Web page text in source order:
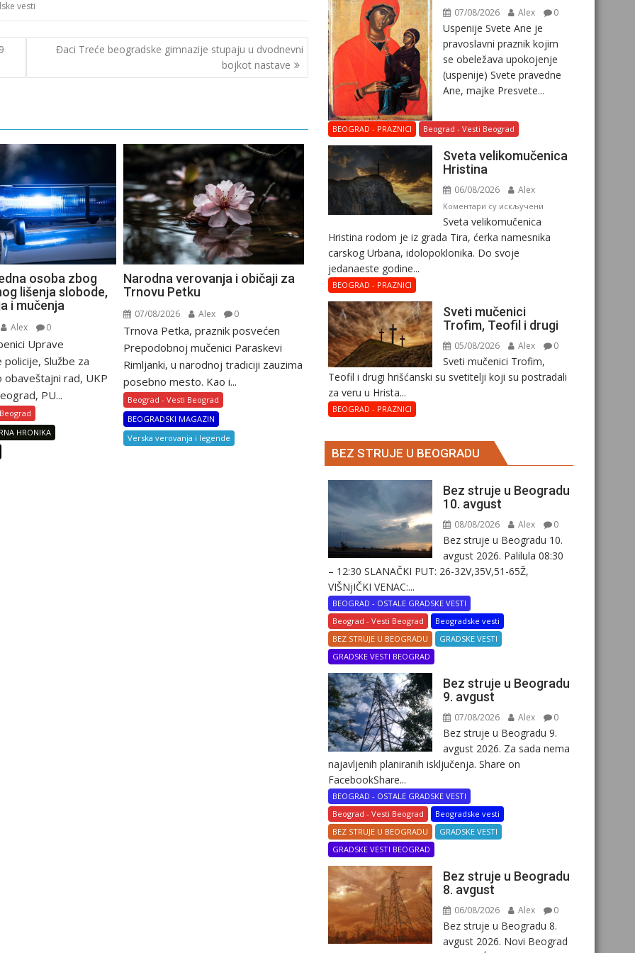
vesti
Đaci Treće beogradske gimnazije stupaju u dvodnevni
bojkot nastave
osoba zbog
lišenja slobode,
i mučenja
Alex 0
Uprave
policije, Službe za
obaveštajni rad, UKP
PU...
HRONIKA
Narodna verovanja i običaji za
Trnovu Petku
07/08/2026 Alex 0
Trnova Petka, praznik posvećen
Prepodobnoj mučenici Paraskevi
Rimljanki, u narodnoj tradiciji zauzima
posebno mesto. Kao i...
Beograd - Vesti Beograd
BEOGRADSKI MAGAZIN
Verska verovanja i legende
07/08/2026 Alex 0
Uspenije Svete Ane je
pravoslavni praznik kojim
se obeležava upokojenje
(uspenije) Svete pravedne
Ane, majke Presvete...
BEOGRAD - PRAZNICI Beograd - Vesti Beograd
Svеta vеlikоmučеnica
Hristina
06/08/2026 Alex
Коментари су искљученина
vеlikоmučеnica
Svеta vеlikоmučеnica
Hristina rodom je iz grada Tira, ćerka namesnika
carskog Urbana, idolopoklonika. Dо svоје
јеdanaеstе gоdinе...
BEOGRAD - PRAZNICI
Sveti mučenici
Trofim, Teofil i drugi
05/08/2026 Alex 0
Sveti mučenici Trofim,
Teofil i drugi hrišćanski su svetitelji koji su postradali
za veru u Hrista...
BEOGRAD - PRAZNICI
BEZ STRUJE U BEOGRADU
Bez struje u Beogradu
10. avgust
08/08/2026 Alex 0
Bez struje u Beogradu 10.
avgust 2026. Palilula 08:30
– 12:30 SLANAČKI PUT: 26-32V,35V,51-65Ž,
VIŠNjIČKI VENAC:...
BEOGRAD - OSTALE GRADSKE VESTI
Beograd - Vesti Beograd
Beogradske vesti
BEZ STRUJE U BEOGRADU
GRADSKE VESTI
GRADSKE VESTI BEOGRAD
Bez struje u Beogradu
9. avgust
07/08/2026 Alex 0
Bez struje u Beogradu 9.
avgust 2026. Za sada nema
najavljenih planiranih isključenja. Share on
FacebookShare...
BEOGRAD - OSTALE GRADSKE VESTI
Beograd - Vesti Beograd
Beogradske vesti
BEZ STRUJE U BEOGRADU
GRADSKE VESTI
GRADSKE VESTI BEOGRAD
Bez struje u Beogradu
8. avgust
06/08/2026 Alex 0
Bez struje u Beogradu 8.
avgust 2026. Novi Beograd